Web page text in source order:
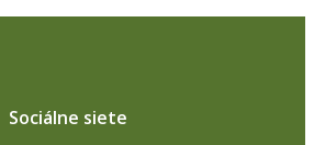
Sociálne siete